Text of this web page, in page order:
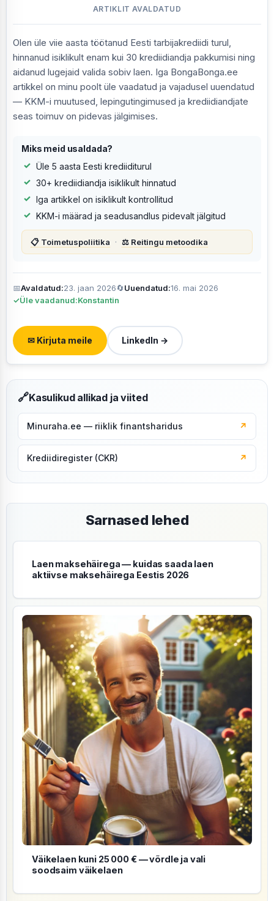
ARTIKLIT AVALDATUD
Olen üle viie aasta töötanud Eesti tarbijakrediidi turul,
hinnanud isiklikult enam kui 30 krediidiandja pakkumisi ning
aidanud lugejaid valida sobiv laen. Iga BongaBonga.ee
artikkel on minu poolt üle vaadatud ja vajadusel uuendatud
— KKM-i muutused, lepingutingimused ja krediidiandjate
seas toimuv on pidevas jälgimises.
Miks meid usaldada?
Üle 5 aasta Eesti krediiditurul
30+ krediidiandja isiklikult hinnatud
Iga artikkel on isiklikult kontrollitud
KKM-i määrad ja seadusandlus pidevalt jälgitud
📋 Toimetuspoliitika · ⚖️ Reitingu metoodika
📅Avaldatud:23. jaan 2026🔄Uuendatud:16. mai 2026
✓Üle vaadanud:Konstantin
✉ Kirjuta meile LinkedIn →
🔗Kasulikud allikad ja viited
Minuraha.ee — riiklik finantsharidus ↗
Krediidiregister (CKR) ↗
Sarnased lehed
Laen maksehäirega — kuidas saada laen
aktiivse maksehäirega Eestis 2026
Väikelaen kuni 25 000 € — võrdle ja vali
soodsaim väikelaen